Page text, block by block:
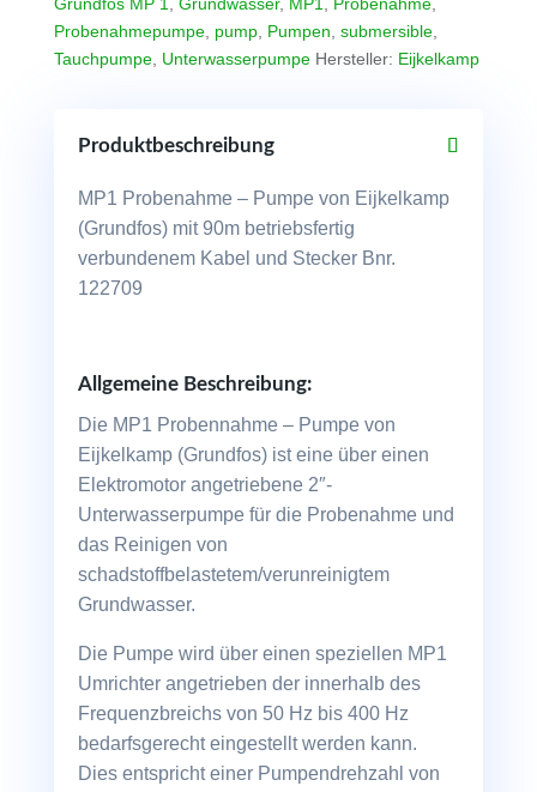
90m
Kabel
Grundfos MP 1, Grundwasser, MP1, Probenahme,
Probenahmepumpe, pump, Pumpen, submersible,
Tauchpumpe, Unterwasserpumpe Hersteller: Eijkelkamp
Produktbeschreibung
MP1 Probenahme – Pumpe von Eijkelkamp
(Grundfos) mit 90m betriebsfertig
verbundenem Kabel und Stecker Bnr.
122709
Allgemeine Beschreibung:
Die MP1 Probennahme – Pumpe von
Eijkelkamp (Grundfos) ist eine über einen
Elektromotor angetriebene 2″-
Unterwasserpumpe für die Probenahme und
das Reinigen von
schadstoffbelastetem/verunreinigtem
Grundwasser.
Die Pumpe wird über einen speziellen MP1
Umrichter angetrieben der innerhalb des
Frequenzbreichs von 50 Hz bis 400 Hz
bedarfsgerecht eingestellt werden kann.
Dies entspricht einer Pumpendrehzahl von